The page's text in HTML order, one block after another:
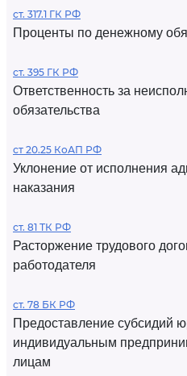
ст. 317.1 ГК РФ
Проценты по денежному
ст. 395 ГК РФ
Ответственность за
обязательства
ст 20.25 КоАП РФ
Уклонение от исполнения
наказания
ст. 81 ТК РФ
Расторжение трудового
работодателя
ст. 78 БК РФ
Предоставление субсидий
индивидуальным
лицам